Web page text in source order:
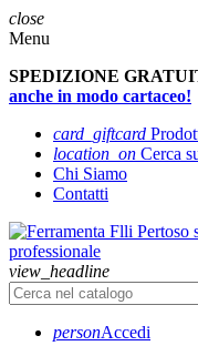
close
Menu
SPEDIZIONE
anche in modo cartaceo!
card_giftcard
location_on Cerca
Chi Siamo
Contatti
view_headline
personAccedi